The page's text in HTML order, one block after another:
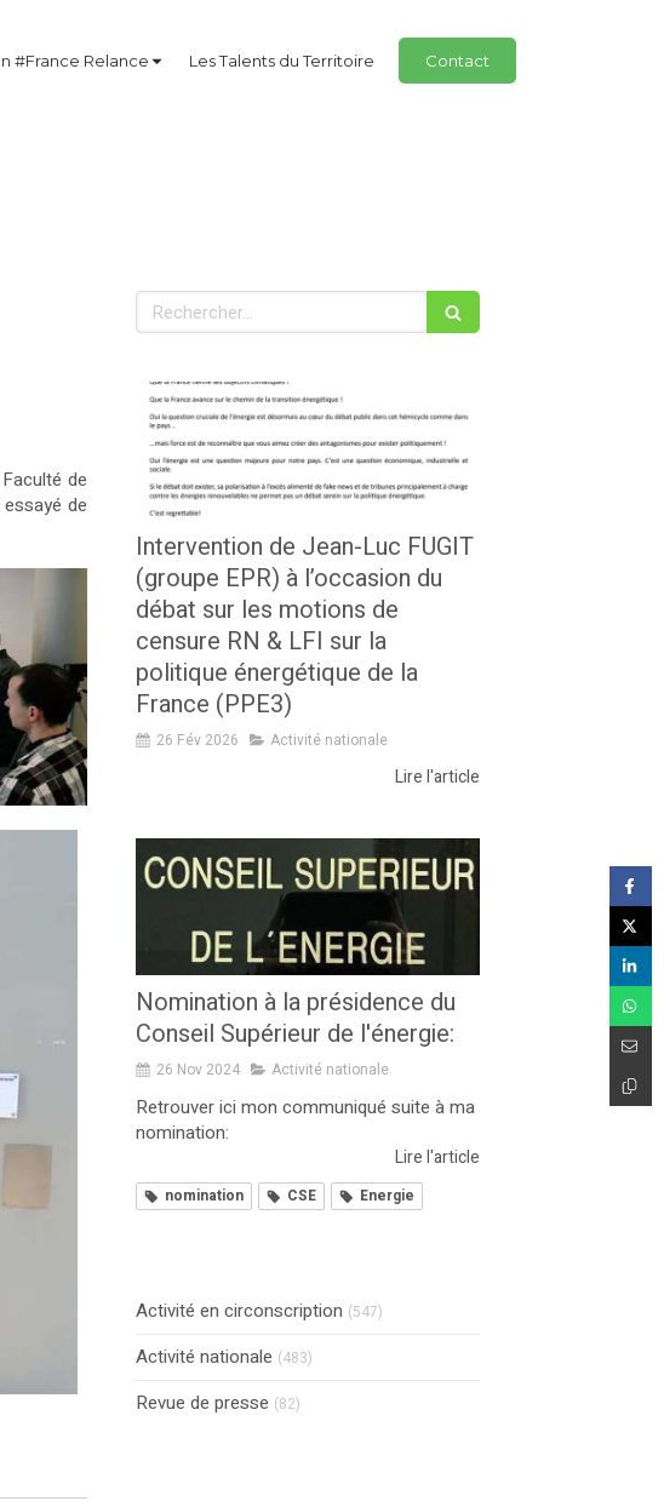
#France Relance Les Talents du Territoire Contact
de
de
Rechercher
Intervention de Jean-Luc FUGIT
(groupe EPR) à l’occasion du
débat sur les motions de
censure RN & LFI sur la
politique énergétique de la
France (PPE3)
26 Fév 2026 Activité nationale
Lire l'article
Nomination à la présidence du
Conseil Supérieur de l'énergie:
26 Nov 2024 Activité nationale
Retrouver ici mon communiqué suite à ma
nomination:
Lire l'article
nomination CSE Energie
Activité en circonscription (547)
Activité nationale (483)
Revue de presse (82)